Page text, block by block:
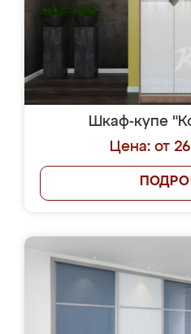
Шкаф-купе
Цена: от